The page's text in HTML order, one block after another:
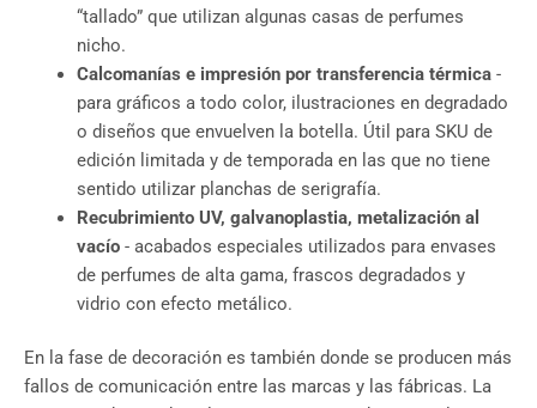
“tallado” que utilizan algunas casas de perfumes
nicho.
Calcomanías e impresión por transferencia térmica-
para gráficos a todo color, ilustraciones en degradado
o diseños que envuelven la botella. Útil para SKU de
edición limitada y de temporada en las que no tiene
sentido utilizar planchas de serigrafía.
Recubrimiento UV, galvanoplastia, metalización al
vacío- acabados especiales utilizados para envases
de perfumes de alta gama, frascos degradados y
vidrio con efecto metálico.
En la fase de decoración es también donde se producen más
fallos de comunicación entre las marcas y las fábricas. La